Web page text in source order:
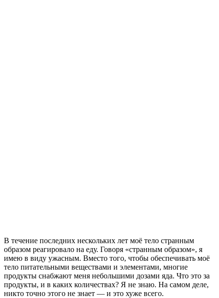
В течение последних нескольких лет моё тело странным
образом реагировало на еду. Говоря «странным образом», я
имею в виду ужасным. Вместо того, чтобы обеспечивать моё
тело питательными веществами и элементами, многие
продукты снабжают меня небольшими дозами яда. Что это за
продукты, и в каких количествах? Я не знаю. На самом деле,
никто точно этого не знает — и это хуже всего.